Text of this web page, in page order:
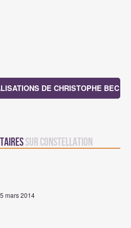
DE CHRISTOPHE BEC
sur Constellation
mars 2014